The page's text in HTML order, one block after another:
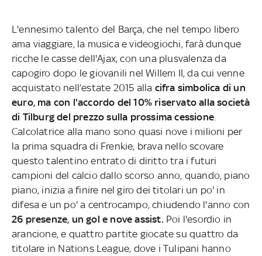
L'ennesimo talento del Barça, che nel tempo libero
ama viaggiare, la musica e videogiochi, farà dunque
ricche le casse dell'Ajax, con una plusvalenza da
capogiro dopo le giovanili nel Willem II, da cui venne
acquistato nell’estate 2015 alla cifra simbolica di un
euro, ma con l'accordo del 10% riservato alla società
di Tilburg del prezzo sulla prossima cessione
Calcolatrice alla mano sono quasi nove i milioni per
la prima squadra di Frenkie, brava nello scovare
questo talentino entrato di diritto tra i futuri
campioni del calcio dallo scorso anno, quando, piano
piano, inizia a finire nel giro dei titolari un po' in
difesa e un po' a centrocampo, chiudendo l'anno con
26 presenze, un gol e nove assist. Poi l'esordio in
arancione, e quattro partite giocate su quattro da
titolare in Nations League, dove i Tulipani hanno